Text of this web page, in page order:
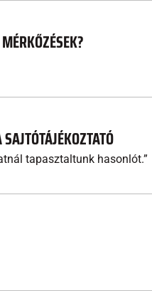
tapasztaltunk hasonlót.”